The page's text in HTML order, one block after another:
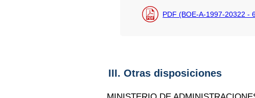
PDF (BOE-A-1997-20322 -
III. Otras disposiciones